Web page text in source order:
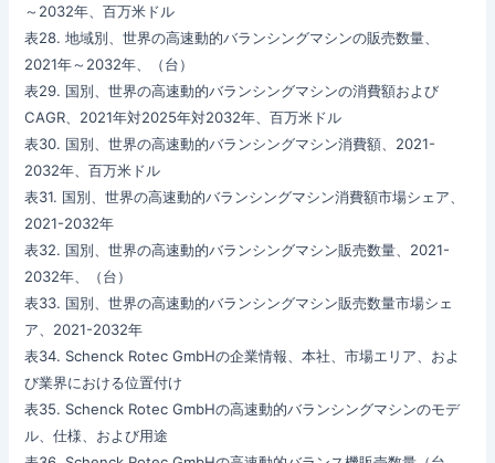
～2032年、百万米ドル
表28. 地域別、世界の高速動的バランシングマシンの販売数量、
2021年～2032年、（台）
表29. 国別、世界の高速動的バランシングマシンの消費額および
CAGR、2021年対2025年対2032年、百万米ドル
表30. 国別、世界の高速動的バランシングマシン消費額、2021-
2032年、百万米ドル
表31. 国別、世界の高速動的バランシングマシン消費額市場シェア、
2021-2032年
表32. 国別、世界の高速動的バランシングマシン販売数量、2021-
2032年、（台）
表33. 国別、世界の高速動的バランシングマシン販売数量市場シェ
ア、2021-2032年
表34. Schenck Rotec GmbHの企業情報、本社、市場エリア、およ
び業界における位置付け
表35. Schenck Rotec GmbHの高速動的バランシングマシンのモデ
ル、仕様、および用途